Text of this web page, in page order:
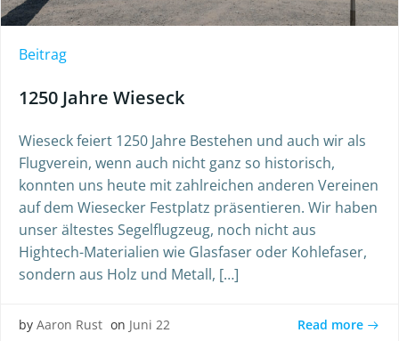
Beitrag
1250 Jahre Wieseck
Wieseck feiert 1250 Jahre Bestehen und auch wir als
Flugverein, wenn auch nicht ganz so historisch,
konnten uns heute mit zahlreichen anderen Vereinen
auf dem Wiesecker Festplatz präsentieren. Wir haben
unser ältestes Segelflugzeug, noch nicht aus
Hightech-Materialien wie Glasfaser oder Kohlefaser,
sondern aus Holz und Metall, […]
by Aaron Rust on Juni 22 Read more